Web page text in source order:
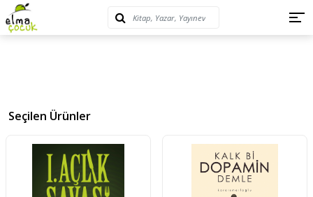
Seçilen Ürünler